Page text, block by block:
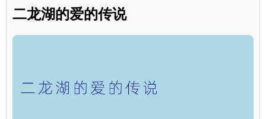
二龙湖的爱的传说